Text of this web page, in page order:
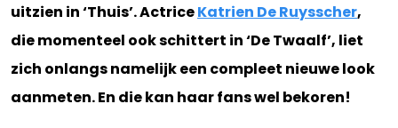
uitzien in ‘Thuis’. ActriceKatrien De Ruysscher,
die momenteel ook schittert in ‘De Twaalf’, liet
zich onlangs namelijk een compleet nieuwe look
aanmeten. En die kan haar fans wel bekoren!